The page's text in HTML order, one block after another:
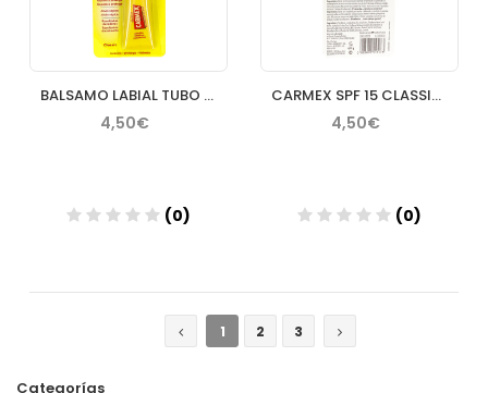
BALSAMO LABIAL TUBO CARMEX 10 G
4,50€
(0)
CARMEX SPF 15 CLASSIC BALSAMO LABIAL 1 ENVASE 425 G
4,50€
(0)
1
2 3
Categorías